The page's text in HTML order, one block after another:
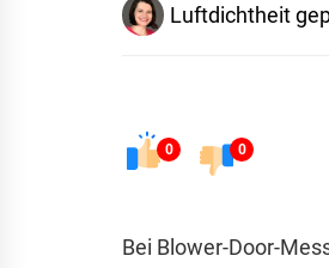
Luftdichtheit
0 0
Bei Blower-Door-